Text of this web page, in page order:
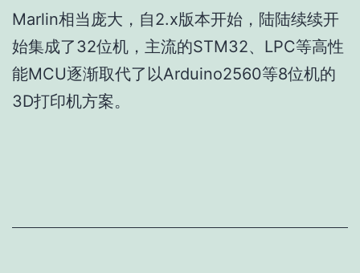
Marlin相当庞大，自2.x版本开始，陆陆续续开
始集成了32位机，主流的STM32、LPC等高性
能MCU逐渐取代了以Arduino2560等8位机的
3D打印机方案。